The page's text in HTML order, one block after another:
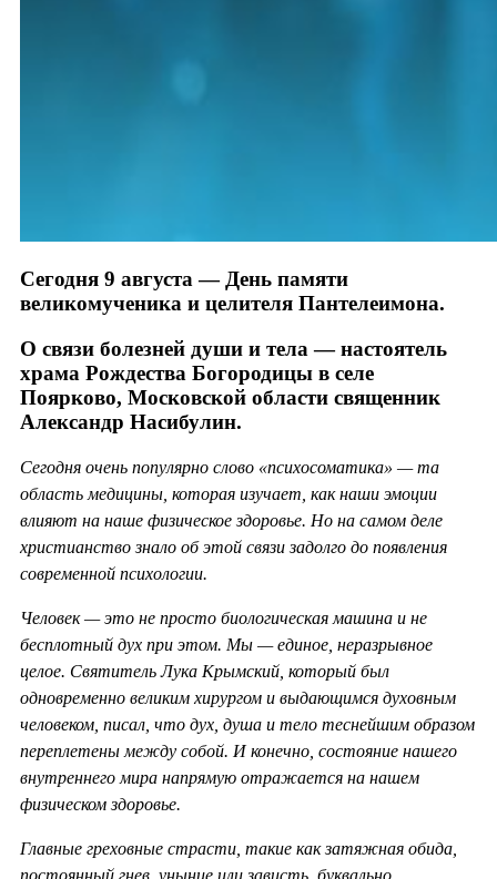
Сегодня 9 августа — День памяти
великомученика и целителя Пантелеимона.
О связи болезней души и тела — настоятель
храма Рождества Богородицы в селе
Поярково, Московской области священник
Александр Насибулин.
Сегодня очень популярно слово «психосоматика» — та
область медицины, которая изучает, как наши эмоции
влияют на наше физическое здоровье. Но на самом деле
христианство знало об этой связи задолго до появления
современной психологии.
Человек — это не просто биологическая машина и не
бесплотный дух при этом. Мы — единое, неразрывное
целое. Святитель Лука Крымский, который был
одновременно великим хирургом и выдающимся духовным
человеком, писал, что дух, душа и тело теснейшим образом
переплетены между собой. И конечно, состояние нашего
внутреннего мира напрямую отражается на нашем
физическом здоровье.
Главные греховные страсти, такие как затяжная обида,